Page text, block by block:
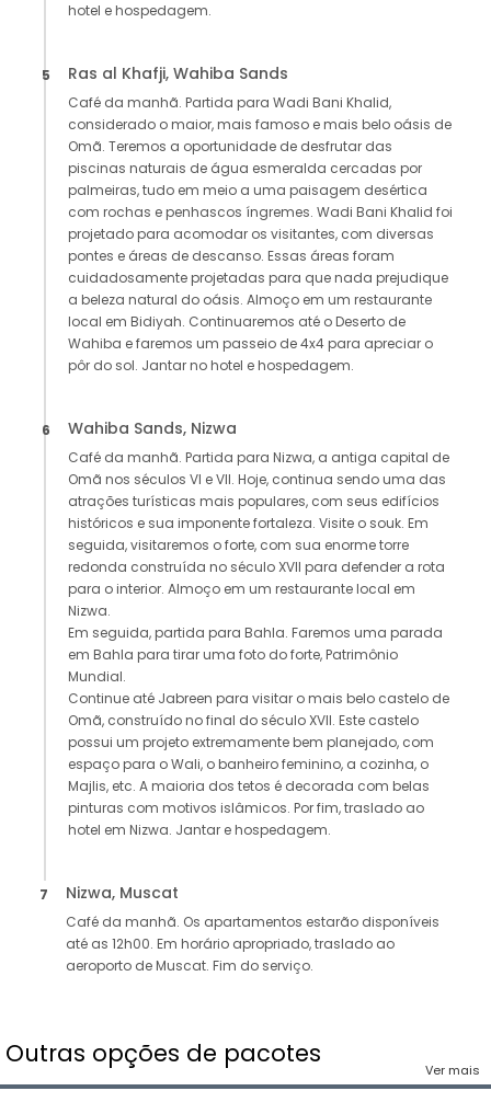
hotel e hospedagem.
5 Ras al Khafji, Wahiba Sands
Café da manhã. Partida para Wadi Bani Khalid,
considerado o maior, mais famoso e mais belo oásis de
Omã. Teremos a oportunidade de desfrutar das
piscinas naturais de água esmeralda cercadas por
palmeiras, tudo em meio a uma paisagem desértica
com rochas e penhascos íngremes. Wadi Bani Khalid foi
projetado para acomodar os visitantes, com diversas
pontes e áreas de descanso. Essas áreas foram
cuidadosamente projetadas para que nada prejudique
a beleza natural do oásis. Almoço em um restaurante
local em Bidiyah. Continuaremos até o Deserto de
Wahiba e faremos um passeio de 4x4 para apreciar o
pôr do sol. Jantar no hotel e hospedagem.
6 Wahiba Sands, Nizwa
Café da manhã. Partida para Nizwa, a antiga capital de
Omã nos séculos VI e VII. Hoje, continua sendo uma das
atrações turísticas mais populares, com seus edifícios
históricos e sua imponente fortaleza. Visite o souk. Em
seguida, visitaremos o forte, com sua enorme torre
redonda construída no século XVII para defender a rota
para o interior. Almoço em um restaurante local em
Nizwa.
Em seguida, partida para Bahla. Faremos uma parada
em Bahla para tirar uma foto do forte, Patrimônio
Mundial.
Continue até Jabreen para visitar o mais belo castelo de
Omã, construído no final do século XVII. Este castelo
possui um projeto extremamente bem planejado, com
espaço para o Wali, o banheiro feminino, a cozinha, o
Majlis, etc. A maioria dos tetos é decorada com belas
pinturas com motivos islâmicos. Por fim, traslado ao
hotel em Nizwa. Jantar e hospedagem.
7 Nizwa, Muscat
Café da manhã. Os apartamentos estarão disponíveis
até as 12h00. Em horário apropriado, traslado ao
aeroporto de Muscat. Fim do serviço.
Outras opções de pacotes
Ver mais